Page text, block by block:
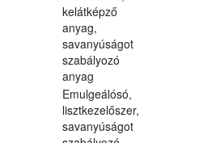
kelátképző
anyag,
savanyúságot
szabályozó
anyag
Emulgeálósó,
lisztkezelőszer,
savanyúságot